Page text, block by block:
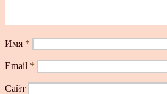
Имя *
Email *
Сайт